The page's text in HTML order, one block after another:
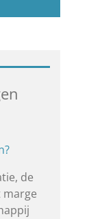
de
marge